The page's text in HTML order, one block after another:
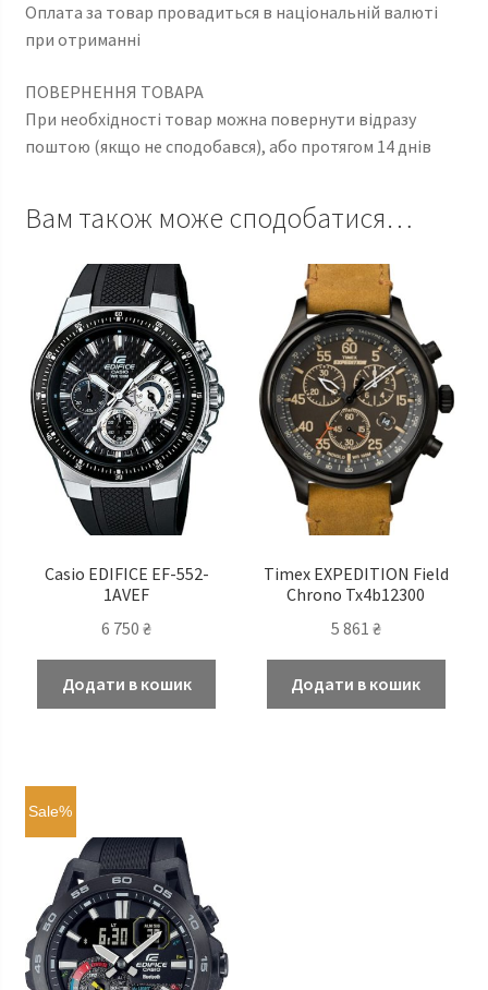
Оплата за товар провадиться в національній валюті
при отриманні
ПОВЕРНЕННЯ ТОВАРА
При необхідності товар можна повернути відразу
поштою (якщо не сподобався), або протягом 14 днів
Вам також може сподобатися…
Casio EDIFICE EF-552-
1AVEF
6 750₴
Додати в кошик
Timex EXPEDITION Field
Chrono Tx4b12300
5 861 ₴
Додати в кошик
Sale%